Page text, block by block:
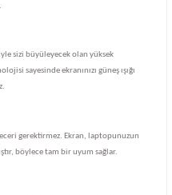
sizi büyüleyecek olan yüksek
sayesinde ekranınızı güneş ışığı
gerektirmez. Ekran, laptopunuzun
böylece tam bir uyum sağlar.